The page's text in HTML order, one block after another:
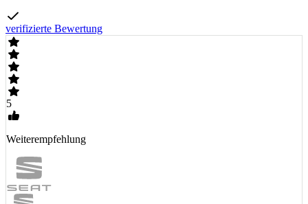
verifizierte Bewertung
5
Weiterempfehlung